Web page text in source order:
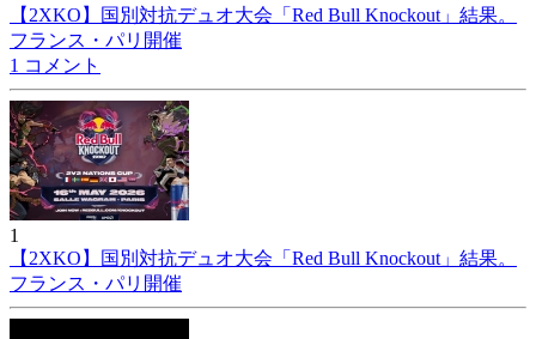
【2XKO】国別対抗デュオ大会「Red Bull Knockout」結果。
フランス・パリ開催
1 コメント
1
【2XKO】国別対抗デュオ大会「Red Bull Knockout」結果。
フランス・パリ開催